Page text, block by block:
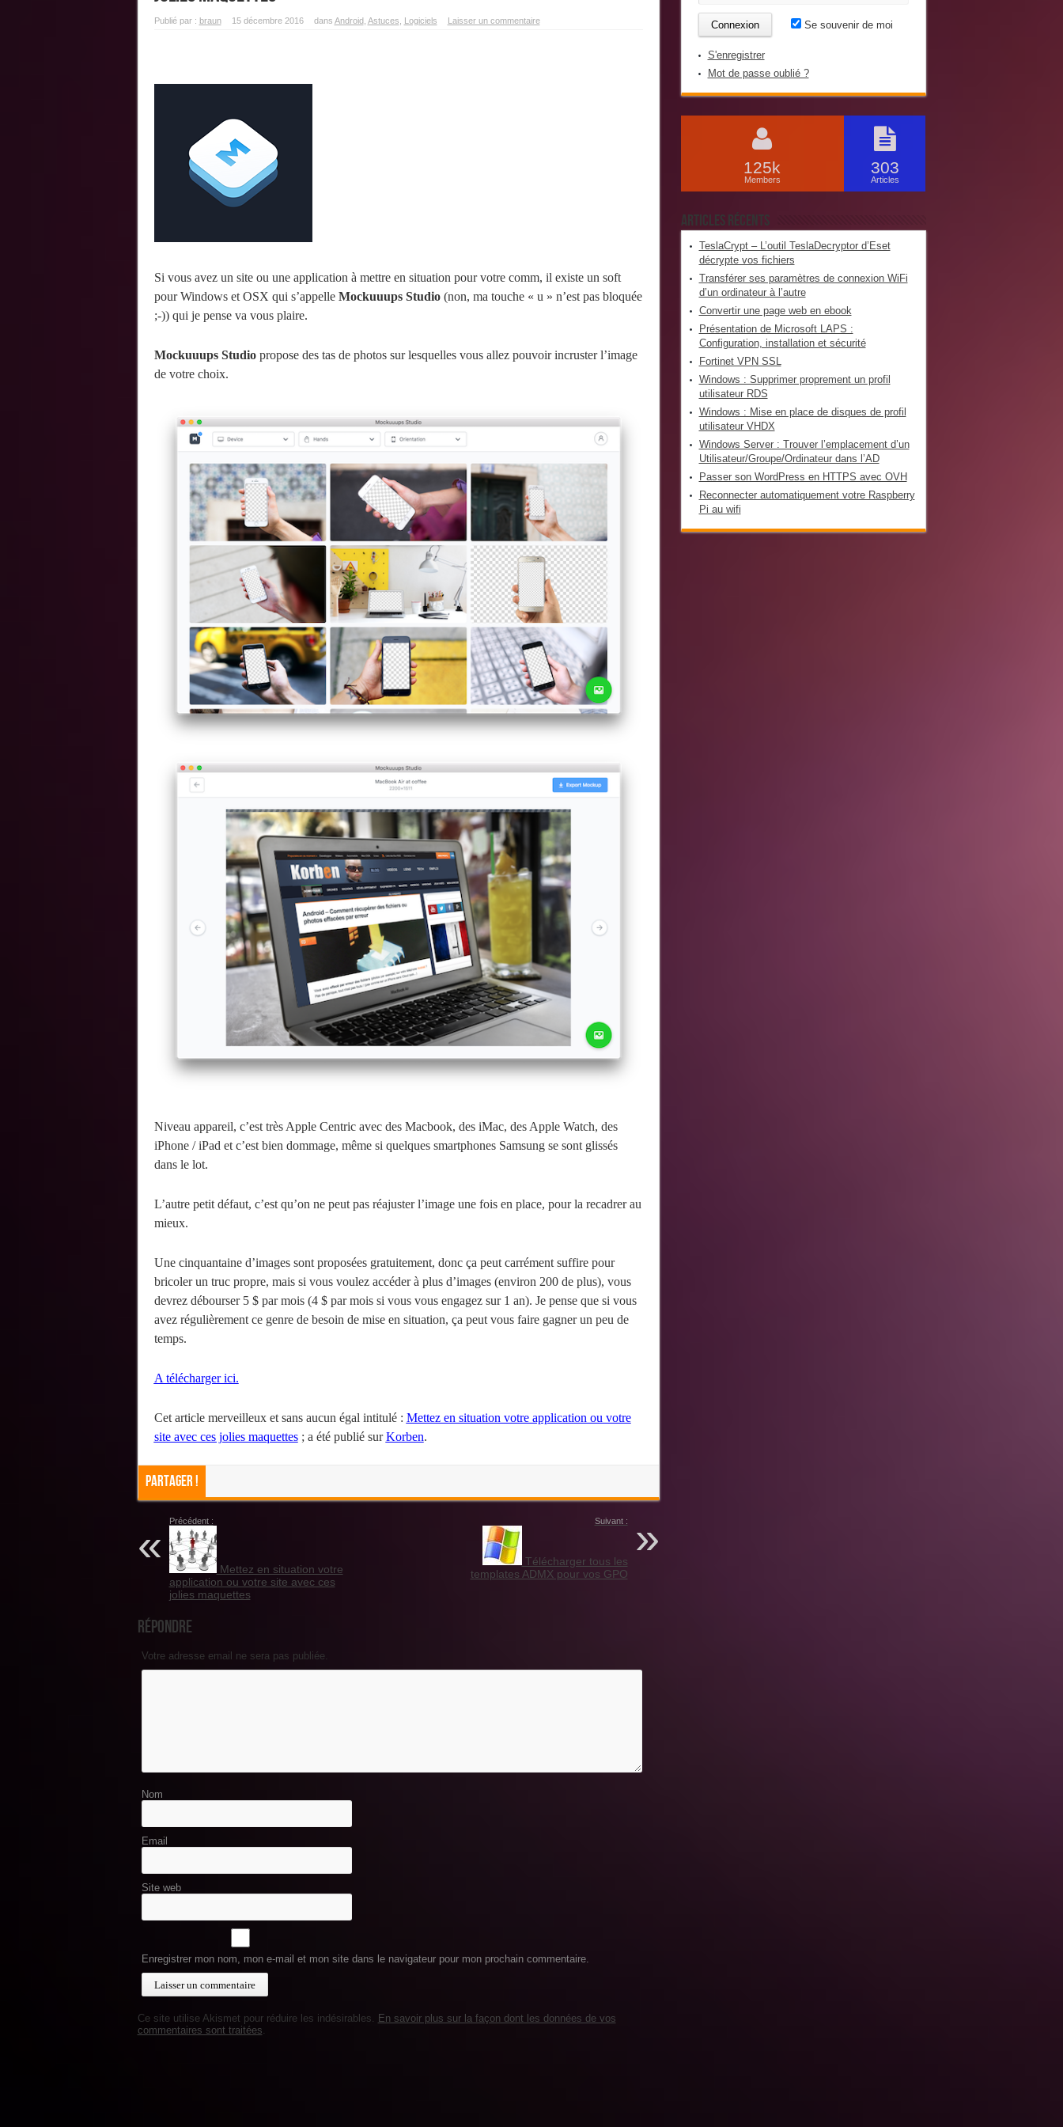
Publié par : braun 15 décembre 2016 dans Android, Astuces Logiciels Laisser un commentaire
Si vous avez un site ou une application à mettre en situation pour votre comm, il existe un soft
pour Windows et OSX qui s’appelle Mockuuups Studio(non, ma touche « u » n’est pas bloquée
;-)) qui je pense va vous plaire.
Mockuuups Studiopropose des tas de photos sur lesquelles vous allez pouvoir incruster l’image
de votre choix.
Niveau appareil, c’est très Apple Centric avec des Macbook, des iMac, des Apple Watch, des
iPhone / iPad et c’est bien dommage, même si quelques smartphones Samsung se sont glissés
dans le lot.
L’autre petit défaut, c’est qu’on ne peut pas réajuster l’image une fois en place, pour la recadrer au
mieux.
Une cinquantaine d’images sont proposées gratuitement, donc ça peut carrément suffire pour
bricoler un truc propre, mais si vous voulez accéder à plus d’images (environ 200 de plus), vous
devrez débourser 5 $ par mois (4 $ par mois si vous vous engagez sur 1 an). Je pense que si vous
avez régulièrement ce genre de besoin de mise en situation, ça peut vous faire gagner un peu de
temps.
A télécharger ici.
Cet article merveilleux et sans aucun égal intitulé : Mettez en situation votre application ou votre
site avec ces jolies maquettes; a été publié surKorben.
Partager !
Précédent :
Mettez en situation votre
application ou votre site avec ces
jolies maquettes
Suivant :
Télécharger tous les
templates ADMX pour vos GPO
Répondre
Votre adresse email ne sera pas publiée.
Nom
Email
Site web
Enregistrer mon nom, mon e-mail et mon site dans le navigateur pour mon prochain commentaire.
Ce site utilise Akismet pour réduire les indésirables. En savoir plus sur la façon dont les données de vos
commentaires sont traitées.
Se souvenir de moi
S'enregistrer
Mot de passe oublié ?
125k
Members
303
Articles
Articles récents
TeslaCrypt – L’outil TeslaDecryptor d’Eset
décrypte vos fichiers
Transférer ses paramètres de connexion WiFi
d’un ordinateur à l’autre
Convertir une page web en ebook
Présentation de Microsoft LAPS :
Configuration, installation et sécurité
Fortinet VPN SSL
Windows : Supprimer proprement un profil
utilisateur RDS
Windows : Mise en place de disques de profil
utilisateur VHDX
Windows Server : Trouver l’emplacement d’un
Utilisateur/Groupe/Ordinateur dans l’AD
Passer son WordPress en HTTPS avec OVH
Reconnecter automatiquement votre Raspberry
Pi au wifi